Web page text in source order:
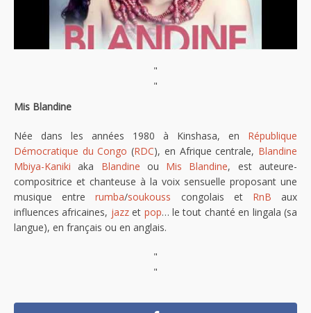
"
"
Mis Blandine
Née dans les années 1980 à Kinshasa, en République
Démocratique du Congo (RDC), en Afrique centrale, Blandine
Mbiya-Kaniki aka Blandine ou Mis Blandine, est auteure-
compositrice et chanteuse à la voix sensuelle proposant une
musique entrerumba/soukouss congolais et RnB aux
influences africaines, jazzet pop… le tout chanté en lingala (sa
langue), en français ou en anglais.
"
"